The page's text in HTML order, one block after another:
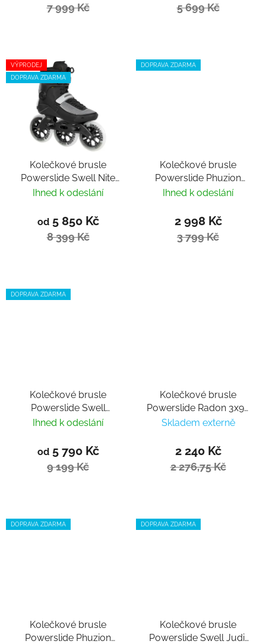
7 999 Kč 5 699 Kč
VÝPRODEJ
DOPRAVA ZDARMA
Kolečkové brusle
Powerslide Swell Nite
125 Trinity
Ihned k odeslání
od5 850 Kč
8 399 Kč
DOPRAVA ZDARMA
Kolečkové brusle
Powerslide Phuzion
Radon Umber 80 Trinity
Ihned k odeslání
2 998 Kč
3 799 Kč
DOPRAVA ZDARMA
Kolečkové brusle
Powerslide Swell
Stellar Road 125 Trinity
Ihned k odeslání
od5 790 Kč
9 199 Kč
Kolečkové brusle
Powerslide Radon 3x90
Men
Skladem externě
2 240 Kč
2 276,75 Kč
DOPRAVA ZDARMA
Kolečkové brusle
Powerslide Phuzion
DOPRAVA ZDARMA
Kolečkové brusle
Powerslide Swell Judit